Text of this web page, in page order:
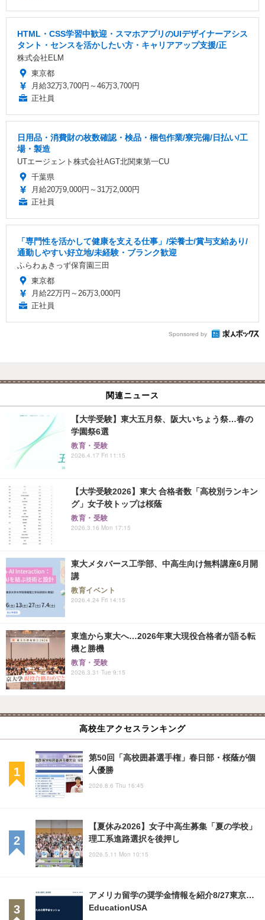
HTML・CSS学習中歓迎・スマホアプリのUIデザイナーアシス
タント・センスを活かしたい方・キャリアアップ支援/正
株式会社ELM
東京都
月給32万3,700円～46万3,700円
正社員
日用品・消費財の枚数確認・検品・梱包作業/寮完備/日払い/工
場・製造
UTエージェント株式会社AGT北関東第一CU
千葉県
月給20万9,000円～31万2,000円
正社員
「専門性を活かして健康を支える仕事」/栄養士/賞与支給あり/
通勤しやすい好立地/未経験・ブランク歓迎
ふらわぁきっず保育園三田
東京都
月給22万円～26万3,000円
正社員
Sponsored by
関連ニュース
【大学受験】東大五月祭、阪大いちょう祭…春の
学園祭6選
教育・受験
2026.4.17 Fri 11:15
【大学受験2026】東大 合格者数「高校別ランキン
グ」女子校トップは桜蔭
教育・受験
2026.3.16 Mon 17:15
東大メタバース工学部、中高生向け無料講座6月開
講
教育イベント
2026.4.24 Fri 14:15
東進から東大へ…2026年東大現役合格者が語る転
機と勝機
教育・受験
2026.3.31 Tue 9:15
高校生アクセスランキング
第50回「高校囲碁選手権」春日部・桜蔭が個
人優勝
2026.8.6 Thu 16:45
【夏休み2026】女子中高生募集「夏の学校」
理工系進路選択を後押し
2026.5.11 Mon 10:15
アメリカ留学の奨学金情報を紹介8/27東京…
EducationUSA